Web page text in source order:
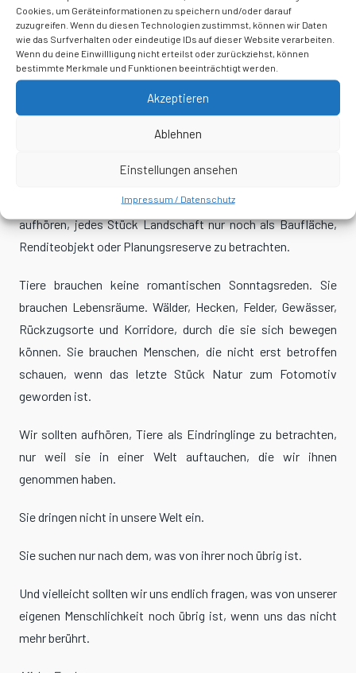
Cookies, um Geräteinformationen zu speichern und/oder darauf
zuzugreifen. Wenn du diesen Technologien zustimmst, können wir Daten
wie das Surfverhalten oder eindeutige IDs auf dieser Website verarbeiten.
Wenn du deine Einwillligung nicht erteilst oder zurückziehst, können
bestimmte Merkmale und Funktionen beeinträchtigt werden.
Akzeptieren
Ablehnen
Einstellungen ansehen
Impressum / Datenschutz
werden sollte.
Denn es geht nicht darum, jede Nutzung von Natur zu
verteufeln. Menschen brauchen Wohnraum, Infrastruktur,
Energie und Arbeit. Aber wer so tut, als könne man Natur
endlos verbrauchen und anschließend empört sein, wenn die
Folgen sichtbar werden, der belügt sich selbst.
Naturschutz beginnt nicht erst dann, wenn eine Tierart kurz
vor dem Verschwinden steht. Er beginnt dort, wo wir
aufhören, jedes Stück Landschaft nur noch als Baufläche,
Renditeobjekt oder Planungsreserve zu betrachten.
Tiere brauchen keine romantischen Sonntagsreden. Sie
brauchen Lebensräume. Wälder, Hecken, Felder, Gewässer,
Rückzugsorte und Korridore, durch die sie sich bewegen
können. Sie brauchen Menschen, die nicht erst betroffen
schauen, wenn das letzte Stück Natur zum Fotomotiv
geworden ist.
Wir sollten aufhören, Tiere als Eindringlinge zu betrachten,
nur weil sie in einer Welt auftauchen, die wir ihnen
genommen haben.
Sie dringen nicht in unsere Welt ein.
Sie suchen nur nach dem, was von ihrer noch übrig ist.
Und vielleicht sollten wir uns endlich fragen, was von unserer
eigenen Menschlichkeit noch übrig ist, wenn uns das nicht
mehr berührt.